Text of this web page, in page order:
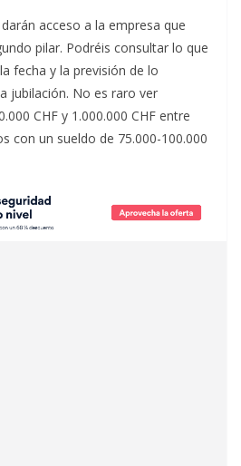
acceso a la empresa que
pilar. Podréis consultar lo que
fecha y la previsión de lo
jubilación. No es raro ver
CHF y 1.000.000 CHF entre
con un sueldo de 75.000-100.000